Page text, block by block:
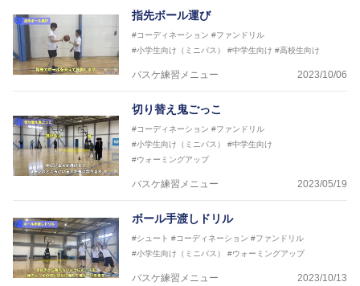
2018年U22日本代表スプリングキャンプアドバイザ
リーコーチ
2018年U12ナショナルキャンプヘッドコーチ
2018年U13ナショナルキャンプヘッドコーチ
2018年～2021年男子日本代表サポートコーチ
2021年～女子日本代表アシスタントコーチ
指先ボール運び
#コーディネーション #ファンドリル
#小学生向け（ミニバス）
#中学生向け #高校生向け
バスケ練習メニュー 2023/10/06
切り替え鬼ごっこ
#コーディネーション #ファンドリル
#小学生向け（ミニバス）
#中学生向け
#ウォーミングアップ
バスケ練習メニュー 2023/05/19
ボール手渡しドリル
#シュート #コーディネーション #ファンドリル
#小学生向け（ミニバス）
#ウォーミングアップ
バスケ練習メニュー 2023/10/13